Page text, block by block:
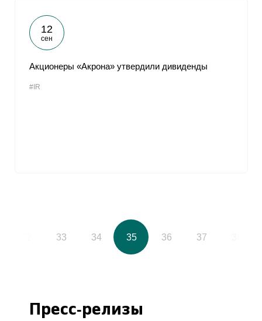
12
сен
Акционеры «Акрона» утвердили дивиденды
#IR
33 34 35 36 37
Пресс-релизы